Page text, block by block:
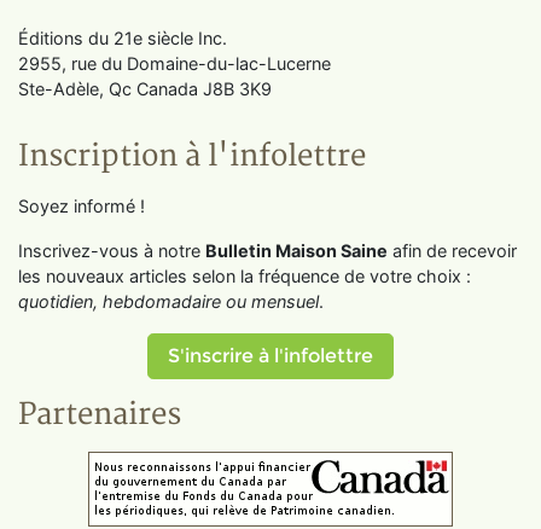
Éditions du 21e siècle Inc.
2955, rue du Domaine-du-lac-Lucerne
Ste-Adèle, Qc Canada J8B 3K9
Inscription à l'infolettre
Soyez informé !
Inscrivez-vous à notre Bulletin Maison Saine afin de recevoir
les nouveaux articles selon la fréquence de votre choix :
quotidien, hebdomadaire ou mensuel.
S'inscrire à l'infolettre
Partenaires